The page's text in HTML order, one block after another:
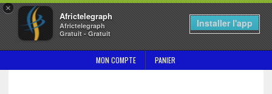
×
Africtelegraph
Africtelegraph
Gratuit - Gratuit
Installer l'app
MON COMPTE PANIER